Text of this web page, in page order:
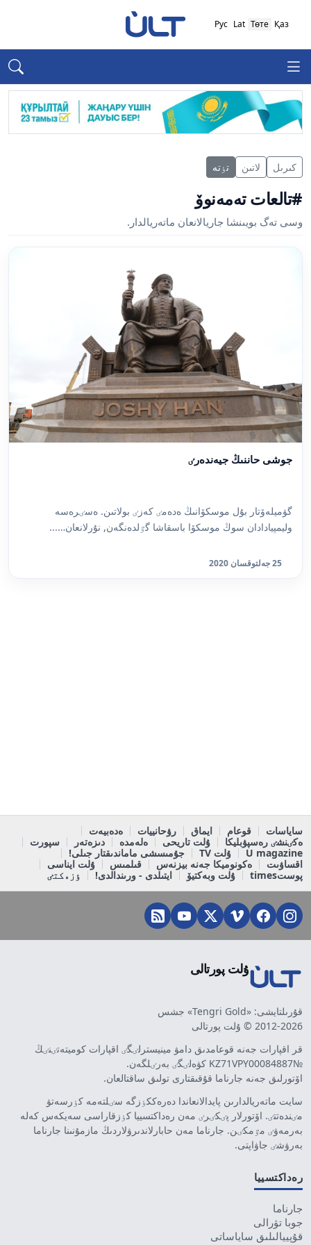
Қаз
Төте
Lat
Рус
كىرىل لاتىن تٶتە
#تالعات تەمەنوۆ
وسى تەگ بويىنشا جاريالانعان ماتەريالدار.
جوشى حاننىڭ جيەندەرٸ
گۋميلەۆتار بۇل موسكۆانىڭ ەدەمٸ كەزٸ بولاتىن. ەسٸرەسە
وليمپيادادان سوڭ موسكۆا باسقاشا گٷلدەنگەن, نۇرلانعان…...
25 جەلتوقسان 2020
ساياسات قوعام ايماق رۋحانييات
ەدەبيەت
ەكٸنشٸ رەسپۋبليكا
ۇلت تاريحى ەلەمدە دىزەتەر
سپورت
U magazine
ۇلت TV
جۇمىسشى ماماندىقتار جىلى!
اقساۋىت
ەكونوميكا جەنە بيزنەس قىلمىس
ۇلت ايناسى
پوستtimes
ۇلت وبەكتيۆ ايتىلدى - ورىندالدى! ٶزەكتٸ
ۇلت پورتالى
قۇرىلتايشى: «Tengri Gold» جشس
2012-2026 © ۇلت پورتالى
قر اقپارات جەنە قوعامدىق دامۋ مينيسترلٸگٸ اقپارات كوميتەتٸنٸڭ
№KZ71VPY00084887 كۋەلٸگٸ بەرٸلگەن.
اۆتورلىق جەنە جارناما قۇقىقتارى تولىق ساقتالعان.
سايت ماتەريالدارىن پايدالانعاندا دەرەككٶزگە سٸلتەمە كٶرسەتۋ
مٸندەتتٸ. اۆتورلار پٸكٸرٸ مەن رەداكتسييا كٶزقاراسى سەيكەس كەلە
بەرمەۋٸ مٷمكٸن. جارناما مەن حابارلاندىرۋلاردىڭ مازمۇنىنا جارناما
بەرۋشٸ جاۋاپتى.
رەداكتسييا
جارناما
جوبا تۋرالى
قۇپييالىلىق ساياساتى